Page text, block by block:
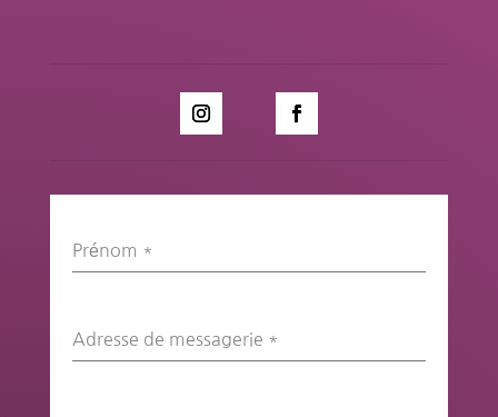
Prénom *
Adresse de messagerie *